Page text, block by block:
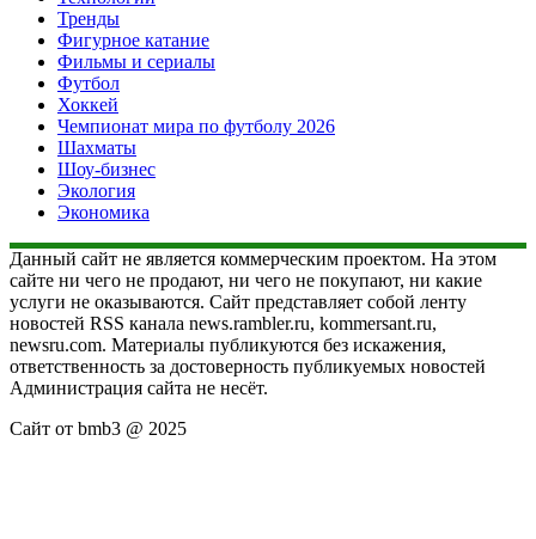
Тренды
Фигурное катание
Фильмы и сериалы
Футбол
Хоккей
Чемпионат мира по футболу 2026
Шахматы
Шоу-бизнес
Экология
Экономика
Данный сайт не является коммерческим проектом. На этом
сайте ни чего не продают, ни чего не покупают, ни какие
услуги не оказываются. Сайт представляет собой ленту
новостей RSS канала news.rambler.ru, kommersant.ru,
newsru.com. Материалы публикуются без искажения,
ответственность за достоверность публикуемых новостей
Администрация сайта не несёт.
Сайт от bmb3 @ 2025